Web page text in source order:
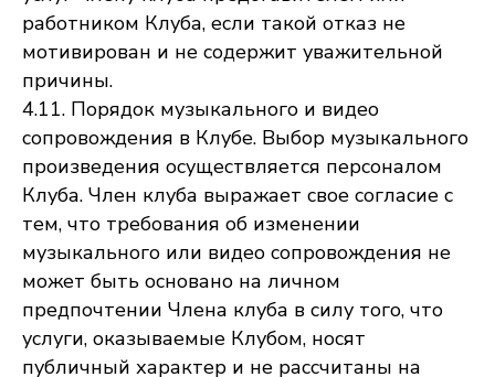
работником Клуба, если такой отказ не
мотивирован и не содержит уважительной
причины.
4.11. Порядок музыкального и видео
сопровождения в Клубе. Выбор музыкального
произведения осуществляется персоналом
Клуба. Член клуба выражает свое согласие с
тем, что требования об изменении
музыкального или видео сопровождения не
может быть основано на личном
предпочтении Члена клуба в силу того, что
услуги, оказываемые Клубом, носят
публичный характер и не рассчитаны на